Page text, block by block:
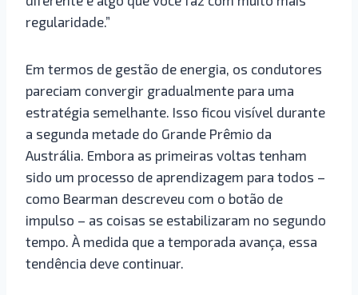
regularidade.”
Em termos de gestão de energia, os condutores
pareciam convergir gradualmente para uma
estratégia semelhante. Isso ficou visível durante
a segunda metade do Grande Prêmio da
Austrália. Embora as primeiras voltas tenham
sido um processo de aprendizagem para todos –
como Bearman descreveu com o botão de
impulso – as coisas se estabilizaram no segundo
tempo. À medida que a temporada avança, essa
tendência deve continuar.